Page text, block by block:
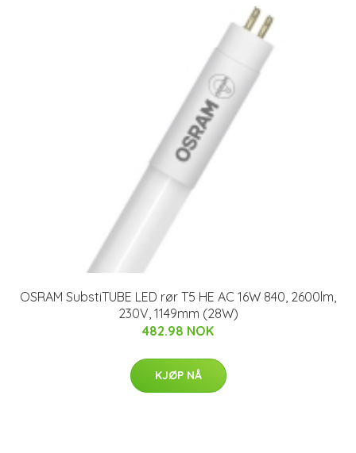
OSRAM SubstiTUBE LED rør T5 HE AC 16W 840, 2600lm,
230V, 1149mm (28W)
482.98 NOK
KJØP NÅ